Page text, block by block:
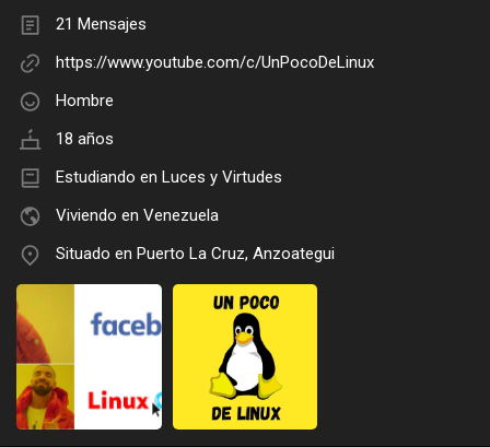
21 Mensajes
https://www.youtube.com/c/UnPocoDeLinux
Hombre
18 años
Estudiando en Luces y Virtudes
Viviendo en Venezuela
Situado en Puerto La Cruz, Anzoategui